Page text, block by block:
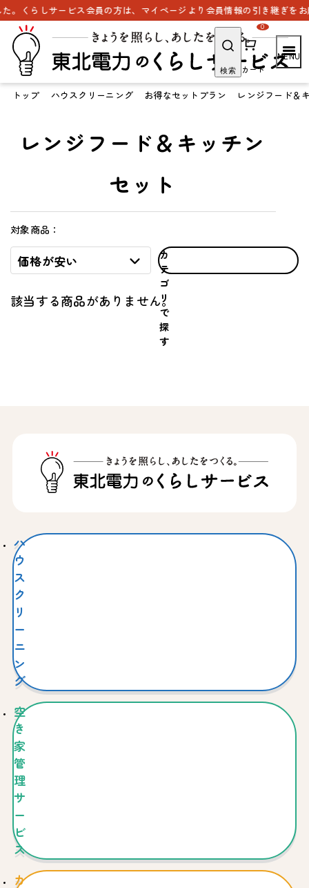
らしサービス会員の方は、マイページより会員情報の引き継ぎをお願
検索 カート
0
トップ ハウスクリーニング お得なセットプラン レンジフード＆
レンジフード＆キッチン
セット
対象商品：
価格が安い
カ
テ
ゴ
リ
で
探
す
該当する商品がありません。
ハ
ウ
ス
ク
リ
ー
ニ
ン
グ
空
き
家
管
理
サ
ー
ビ
ス
カ